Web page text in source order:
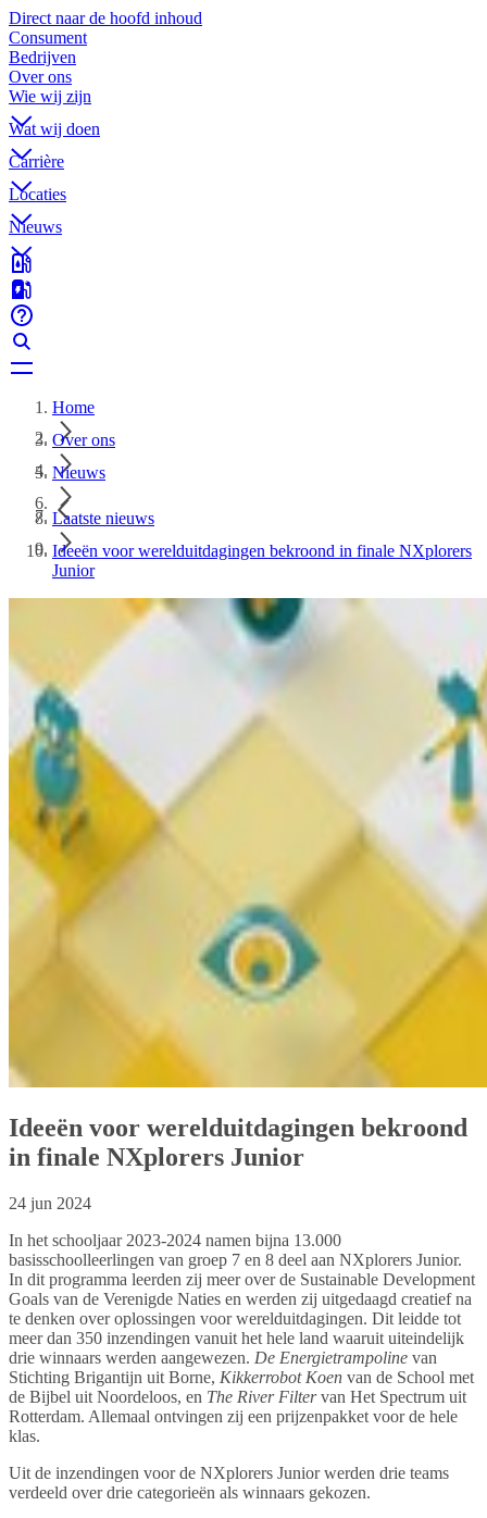
Direct naar de hoofd inhoud
Consument
Bedrijven
Over ons
Wie wij zijn
Wat wij doen
Carrière
Locaties
Nieuws
Home
Over ons
Nieuws
Laatste nieuws
Ideeën voor werelduitdagingen bekroond in finale NXplorers
Junior
Ideeën voor werelduitdagingen bekroond
in finale NXplorers Junior
24 jun 2024
In het schooljaar 2023-2024 namen bijna 13.000
basisschoolleerlingen van groep 7 en 8 deel aan NXplorers Junior.
In dit programma leerden zij meer over de Sustainable Development
Goals van de Verenigde Naties en werden zij uitgedaagd creatief na
te denken over oplossingen voor werelduitdagingen. Dit leidde tot
meer dan 350 inzendingen vanuit het hele land waaruit uiteindelijk
drie winnaars werden aangewezen. De Energietrampoline van
Stichting Brigantijn uit Borne, Kikkerrobot Koen van de School met
de Bijbel uit Noordeloos, en The River Filtervan Het Spectrum uit
Rotterdam. Allemaal ontvingen zij een prijzenpakket voor de hele
klas.
Uit de inzendingen voor de NXplorers Junior werden drie teams
verdeeld over drie categorieën als winnaars gekozen.